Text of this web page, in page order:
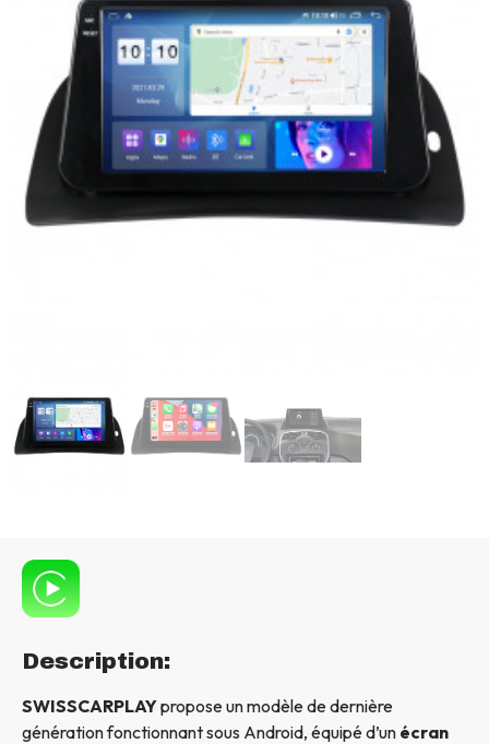
Description:
SWISSCARPLAYpropose un modèle de dernière
génération fonctionnant sous Android, équipé d’un écran